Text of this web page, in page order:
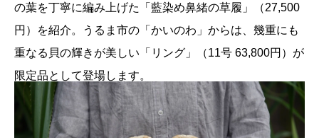
の葉を丁寧に編み上げた「藍染め鼻緒の草履」（27,500
円）を紹介。うるま市の「かいのわ」からは、幾重にも
重なる貝の輝きが美しい「リング」（11号 63,800円）が
限定品として登場します。